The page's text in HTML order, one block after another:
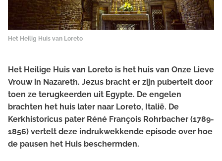
Het Heilig Huis van Loreto
Het Heilige Huis van Loreto is het huis van Onze Lieve
Vrouw in Nazareth. Jezus bracht er zijn puberteit door
toen ze terugkeerden uit Egypte. De engelen
brachten het huis later naar Loreto, Italië. De
Kerkhistoricus pater Réné François Rohrbacher (1789-
1856) vertelt deze indrukwekkende episode over hoe
de pausen het Huis beschermden.